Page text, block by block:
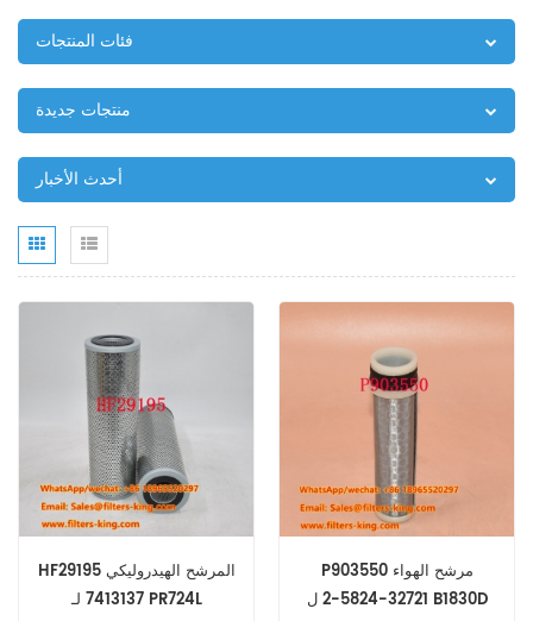
فئات المنتجات
منتجات جديدة
أحدث الأخبار
HF29195 المرشح الهيدروليكي
7413137 لـ PR724L
P903550 مرشح الهواء
32721-5824-2 ل B1830D